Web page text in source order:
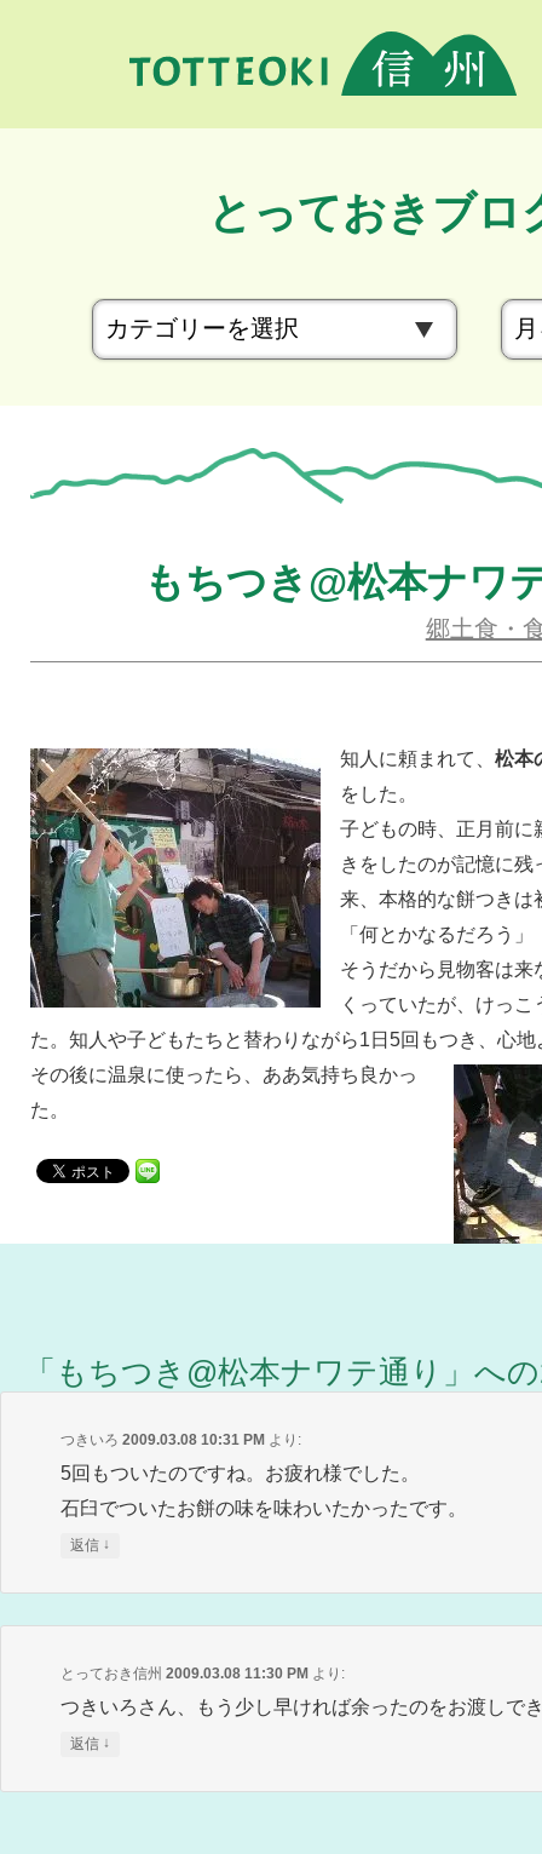
とっておきブロ
カ
テ
リ
ー
もちつき@松本ナワ
郷土食・
知人に頼まれて、松本
をした。
子どもの時、正月前に
きをしたのが記憶に
来、本格的な餅つきは
「何とかなるだろう
そうだから見物客は
くっていたが、けっ
た。知人や子どもたちと替わりながら1日5回もつき、心地
その後に温泉に使ったら、ああ気持ち良かっ
た。
「 もちつき@松本ナワテ通り 」へ
つきいろ 2009.03.08 10:31 PM より:
5回もついたのですね。お疲れ様でした。
石臼でついたお餅の味を味わいたかったです。
返信 ↓
とっておき信州 2009.03.08 11:30 PM より:
つきいろさん、もう少し早ければ余ったのをお渡しで
返信 ↓